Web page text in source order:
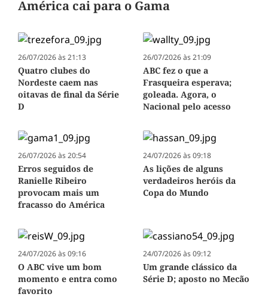
América cai para o Gama
26/07/2026 às 21:13
Quatro clubes do
Nordeste caem nas
oitavas de final da Série
D
26/07/2026 às 21:09
ABC fez o que a
Frasqueira esperava;
goleada. Agora, o
Nacional pelo acesso
26/07/2026 às 20:54
Erros seguidos de
Ranielle Ribeiro
provocam mais um
fracasso do América
24/07/2026 às 09:18
As lições de alguns
verdadeiros heróis da
Copa do Mundo
24/07/2026 às 09:16
O ABC vive um bom
momento e entra como
favorito
24/07/2026 às 09:12
Um grande clássico da
Série D; aposto no Mecão